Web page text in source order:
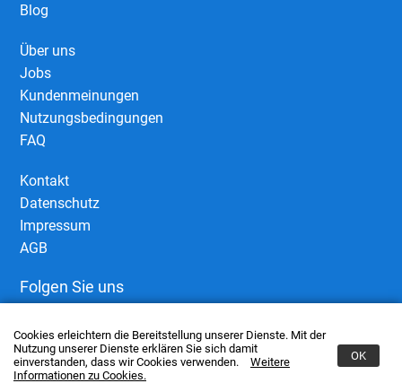
Cookies erleichtern die Bereitstellung unserer Dienste. Mit der
Nutzung unserer Dienste erklären Sie sich damit
einverstanden, dass wir Cookies verwenden.
Weitere
Informationen zu Cookies.
OK
Blog
Über uns
Jobs
Kundenmeinungen
Nutzungsbedingungen
FAQ
Kontakt
Datenschutz
Impressum
AGB
Folgen Sie uns
© 2006–2026 European Business Connect